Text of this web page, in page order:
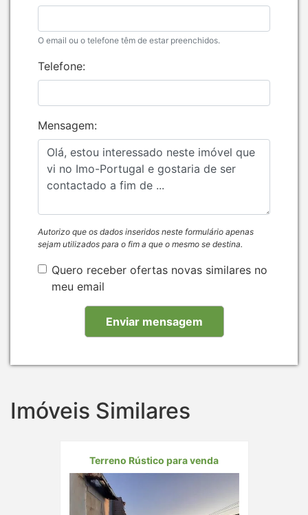
O email ou o telefone têm de estar preenchidos.
Telefone:
Mensagem:
Autorizo que os dados inseridos neste formulário apenas
sejam utilizados para o fim a que o mesmo se destina.
Quero receber ofertas novas similares no
meu email
Imóveis Similares
Terreno Rústico para venda